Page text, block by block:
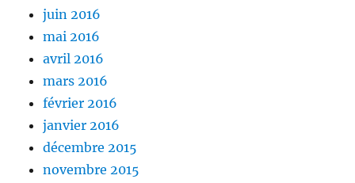
juin 2016
mai 2016
avril 2016
mars 2016
février 2016
janvier 2016
décembre 2015
novembre 2015